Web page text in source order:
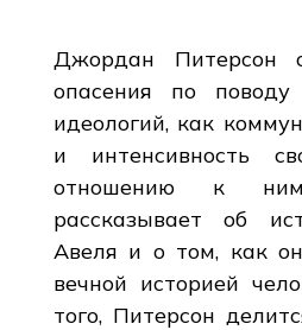
Джордан Питерсон
опасения по
идеологий, как
и интенсивность
отношению к
рассказывает об
Авеля и о том, как
вечной историей
того, Питерсон